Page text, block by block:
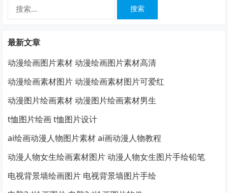
最新文章
动漫绘画图片素材 动漫绘画图片素材高清
动漫绘画素材图片 动漫绘画素材图片可爱红
动漫图片绘画素材 动漫图片绘画素材男生
t恤图片绘画 t恤图片设计
ai绘画动漫人物图片素材 ai画动漫人物教程
动漫人物女生绘画素材图片 动漫人物女生图片手绘铅笔
电视背景墙绘画图片 电视背景墙图片手绘